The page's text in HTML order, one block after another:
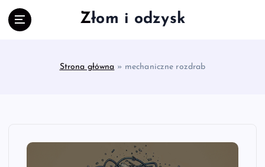
Złom i odzysk
Strona główna » mechaniczne rozdrab